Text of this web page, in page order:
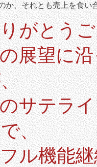
か、それとも売上を食い
がとう
展望に
サテラ
、
ル機能